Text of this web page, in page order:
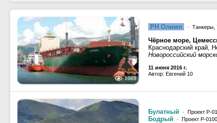
1669
РН Олимп · Танкеры,
Чёрное море,
Краснодарский край,
Новороссийский
11 июня 2016 г.
Автор: Евгений 10
Булатный · Проект Р-
Бодрый · Проект Р-